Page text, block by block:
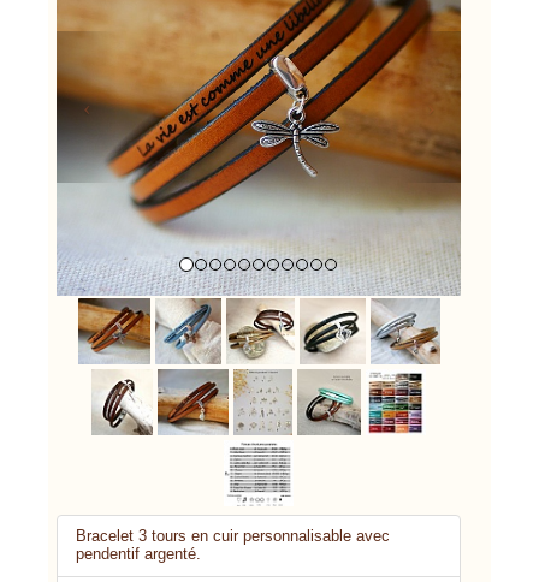
Bracelet 3 tours en cuir personnalisable avec
pendentif argenté.